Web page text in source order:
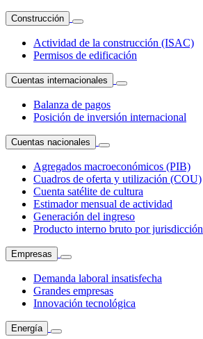
Construcción
Actividad de la construcción (ISAC)
Permisos de edificación
Cuentas internacionales
Balanza de pagos
Posición de inversión internacional
Cuentas nacionales
Agregados macroeconómicos (PIB)
Cuadros de oferta y utilización (COU)
Cuenta satélite de cultura
Estimador mensual de actividad
Generación del ingreso
Producto interno bruto por jurisdicción
Empresas
Demanda laboral insatisfecha
Grandes empresas
Innovación tecnológica
Energía